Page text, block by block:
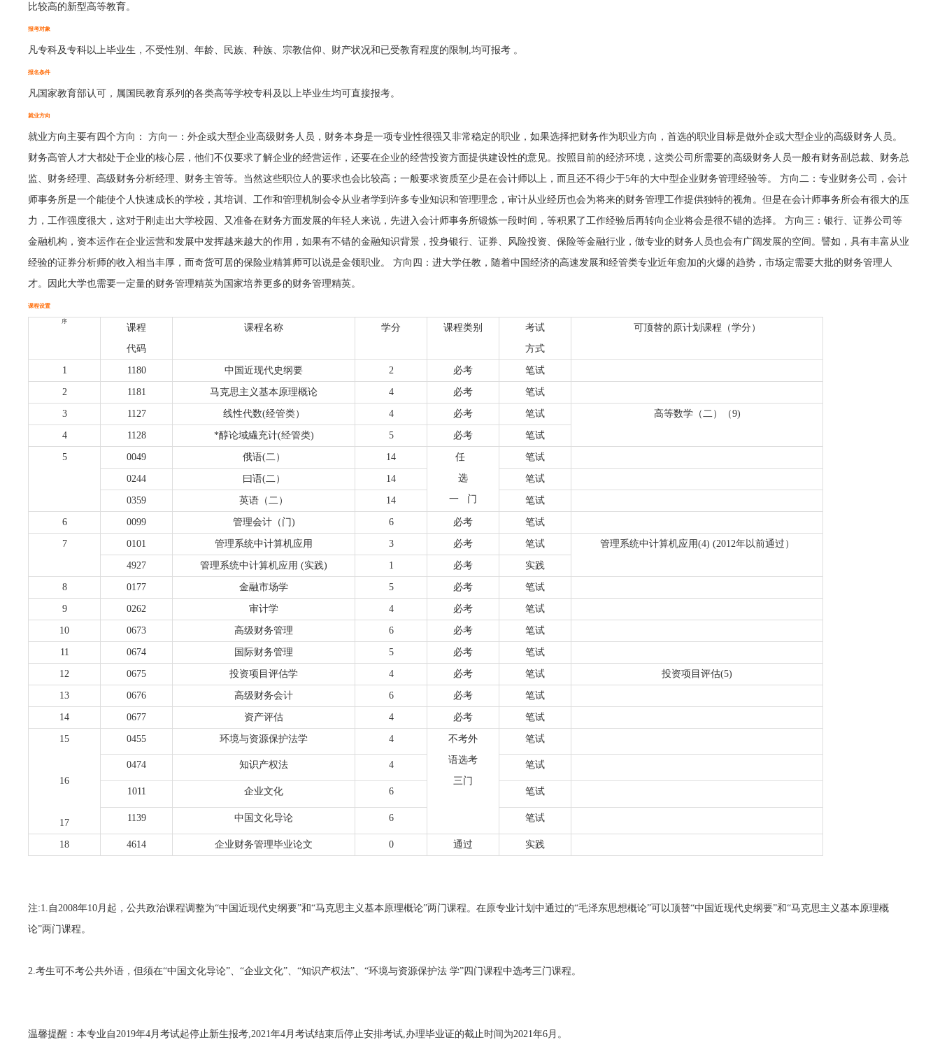
比较高的新型高等教育。
报考对象
凡专科及专科以上毕业生，不受性别、年龄、民族、种族、宗教信仰、财产状况和已受教育程度的限制,均可报考 。
报名条件
凡国家教育部认可，属国民教育系列的各类高等学校专科及以上毕业生均可直接报考。
就业方向
就业方向主要有四个方向： 方向一：外企或大型企业高级财务人员，财务本身是一项专业性很强又非常稳定的职业，如果选择把财务作为职业方向，首选的职业目标是做外企或大型企业的高级财务人员。
财务高管人才大都处于企业的核心层，他们不仅要求了解企业的经营运作，还要在企业的经营投资方面提供建设性的意见。按照目前的经济环境，这类公司所需要的高级财务人员一般有财务副总裁、财务总
监、财务经理、高级财务分析经理、财务主管等。当然这些职位人的要求也会比较高；一般要求资质至少是在会计师以上，而且还不得少于5年的大中型企业财务管理经验等。 方向二：专业财务公司，会计
师事务所是一个能使个人快速成长的学校，其培训、工作和管理机制会令从业者学到许多专业知识和管理理念，审计从业经历也会为将来的财务管理工作提供独特的视角。但是在会计师事务所会有很大的压
力，工作强度很大，这对于刚走出大学校园、又准备在财务方面发展的年轻人来说，先进入会计师事务所锻炼一段时间，等积累了工作经验后再转向企业将会是很不错的选择。 方向三：银行、证券公司等
金融机构，资本运作在企业运营和发展中发挥越来越大的作用，如果有不错的金融知识背景，投身银行、证券、风险投资、保险等金融行业，做专业的财务人员也会有广阔发展的空间。譬如，具有丰富从业
经验的证券分析师的收入相当丰厚，而奇货可居的保险业精算师可以说是金领职业。 方向四：进大学任教，随着中国经济的高速发展和经管类专业近年愈加的火爆的趋势，市场定需要大批的财务管理人
才。因此大学也需要一定量的财务管理精英为国家培养更多的财务管理精英。
课程设置
序
课程
代码
课程名称 学分 课程类别
考试
方式
可顶替的原计划课程（学分）
1 1180 中国近现代史纲要 2 必考 笔试
2 1181 马克思主义基本原理概论 4 必考 笔试
3 1127 线性代数(经管类） 4 必考 笔试 高等数学（二）（9)
4 1128 *醇论域繊充计(经管类) 5 必考 笔试
5 0049 俄语(二） 14
任
选
一 门
笔试
0244 曰语(二） 14 笔试
0359 英语（二） 14 笔试
6 0099 管理会计（门) 6 必考 笔试
7 0101 管理系统中计算机应用 3 必考 笔试 管理系统中计算机应用(4) (2012年以前通过）
4927 管理系统中计算机应用 (实践) 1 必考 实践
8 0177 金融市场学 5 必考 笔试
9 0262 审计学 4 必考 笔试
10 0673 高级财务管理 6 必考 笔试
11 0674 国际财务管理 5 必考 笔试
12 0675 投资项目评估学 4 必考 笔试 投资项目评估(5)
13 0676 高级财务会计 6 必考 笔试
14 0677 资产评估 4 必考 笔试
15
16
17
0455 环境与资源保护法学 4
不考外
语选考
三门
笔试
0474 知识产权法 4 笔试
1011 企业文化 6 笔试
1139 中国文化导论 6 笔试
18 4614 企业财务管理毕业论文 0 通过 实践
注:1.自2008年10月起，公共政治课程调整为“中国近现代史纲要”和“马克思主义基本原理概论”两门课程。在原专业计划中通过的“毛泽东思想概论”可以顶替“中国近现代史纲要”和“马克思主义基本原理概
论”两门课程。
2.考生可不考公共外语，但须在“中国文化导论”、“企业文化”、“知识产权法”、“环境与资源保护法 学”四门课程中选考三门课程。
温馨提醒：本专业自2019年4月考试起停止新生报考,2021年4月考试结束后停止安排考试,办理毕业证的截止时间为2021年6月。